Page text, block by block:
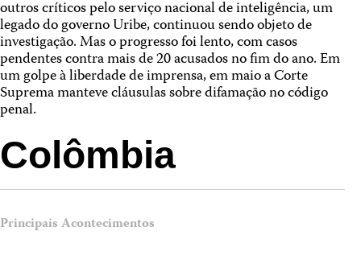
outros críticos pelo serviço nacional de inteligência, um
legado do governo Uribe, continuou sendo objeto de
investigação. Mas o progresso foi lento, com casos
pendentes contra mais de 20 acusados no fim do ano. Em
um golpe à liberdade de imprensa, em maio a Corte
Suprema manteve cláusulas sobre difamação no código
penal.
Colômbia
Principais Acontecimentos